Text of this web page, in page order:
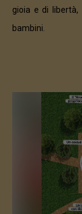
gioia e di libertà,
bambini.